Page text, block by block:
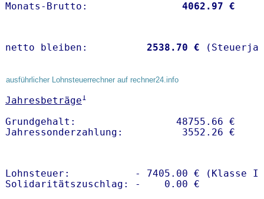
Monats-Brutto: 4062.97 €
netto bleiben: 2538.70 €
ausführlicher Lohnsteuerrechner auf rechner24.info
Jahresbeträge1
Grundgehalt:                 48755.66 €
Lohnsteuer:           - 7405.00 € (Klasse I)
Solidaritätszuschlag: -    0.00 €